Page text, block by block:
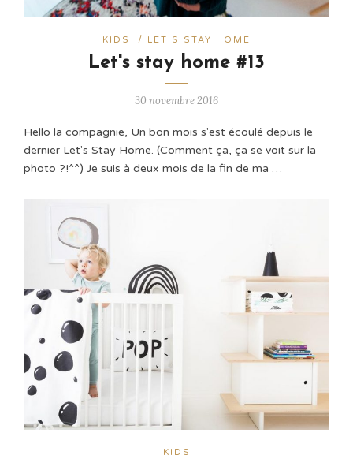
KIDS / LET'S STAY HOME
Let's stay home #13
30 novembre 2016
Hello la compagnie, Un bon mois s'est écoulé depuis le
dernier Let's Stay Home. (Comment ça, ça se voit sur la
photo ?!^^) Je suis à deux mois de la fin de ma …
KIDS